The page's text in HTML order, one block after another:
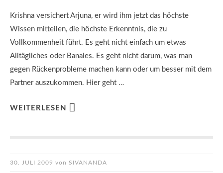
Krishna versichert Arjuna, er wird ihm jetzt das höchste
Wissen mitteilen, die höchste Erkenntnis, die zu
Vollkommenheit führt. Es geht nicht einfach um etwas
Alltägliches oder Banales. Es geht nicht darum, was man
gegen Rückenprobleme machen kann oder um besser mit dem
Partner auszukommen. Hier geht …
WEITERLESEN
30. JULI 2009 von SIVANANDA